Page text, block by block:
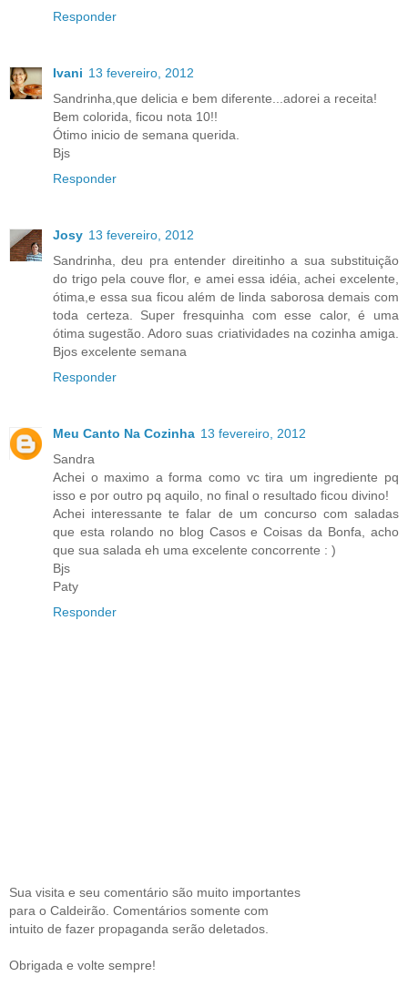
Responder
Ivani 13 fevereiro, 2012
Sandrinha,que delicia e bem diferente...adorei a receita!
Bem colorida, ficou nota 10!!
Ótimo inicio de semana querida.
Bjs
Responder
Josy 13 fevereiro, 2012
Sandrinha, deu pra entender direitinho a sua substituição
do trigo pela couve flor, e amei essa idéia, achei excelente,
ótima,e essa sua ficou além de linda saborosa demais com
toda certeza. Super fresquinha com esse calor, é uma
ótima sugestão. Adoro suas criatividades na cozinha amiga.
Bjos excelente semana
Responder
Meu Canto Na Cozinha 13 fevereiro, 2012
Sandra
Achei o maximo a forma como vc tira um ingrediente pq
isso e por outro pq aquilo, no final o resultado ficou divino!
Achei interessante te falar de um concurso com saladas
que esta rolando no blog Casos e Coisas da Bonfa, acho
que sua salada eh uma excelente concorrente : )
Bjs
Paty
Responder
Sua visita e seu comentário são muito importantes
para o Caldeirão. Comentários somente com
intuito de fazer propaganda serão deletados.
Obrigada e volte sempre!